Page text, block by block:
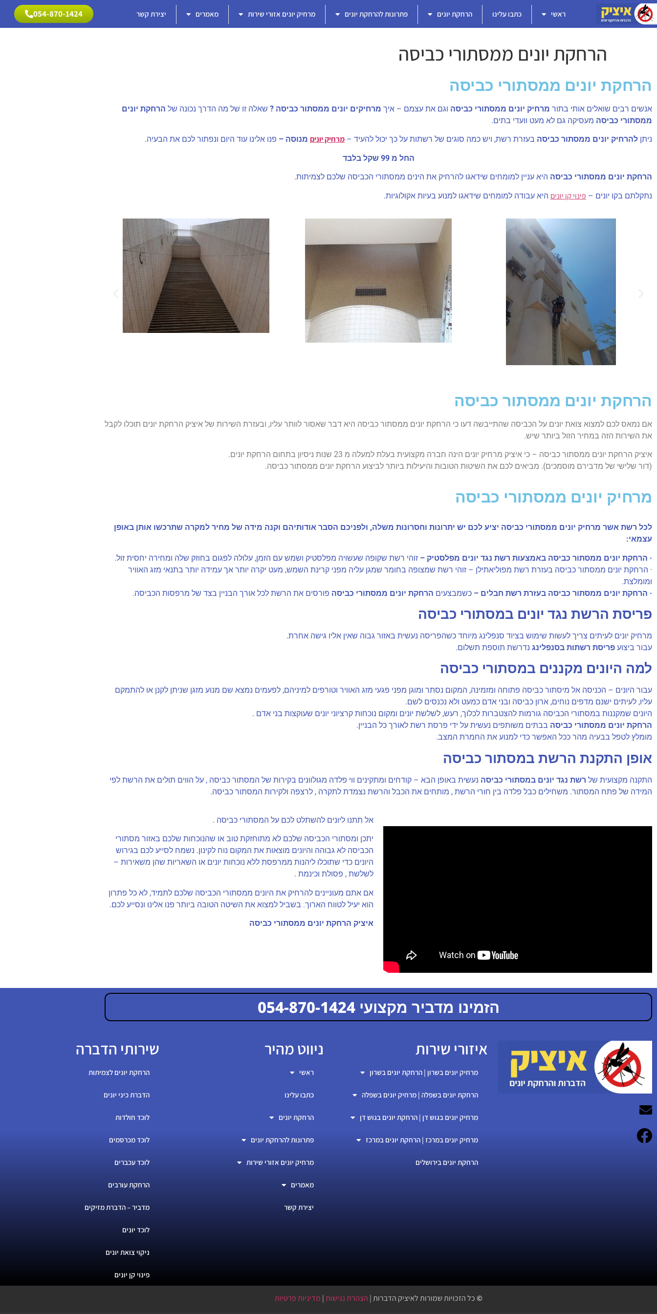
ראשי כתבו עלינו הרחקת יונים פתרונות להרחקת יונים מרחיק יונים אזורי שירות מאמרים יצירת קשר 054-870-1424
054-870-1424
הרחקת יונים ממסתורי כביסה
הרחקת יונים ממסתורי כביסה
אנשים רבים שואלים אותי בתור מרחיק יונים ממסתורי כביסה וגם את עצמם – איך מרחיקים יונים ממסתור כביסה ? שאלה זו של מה הדרך נכונה של הרחקת יונים
ממסתורי כביסה מעסיקה גם לא מעט וועדי בתים.
ניתן להרחיק יונים ממסתור כביסה בעזרת רשת, ויש כמה סוגים של רשתות על כך יכול להעיד – מרחיק יונים מנוסה – פנו אלינו עוד היום ונפתור לכם את הבעיה.
החל מ 99 שקל בלבד
הרחקת יונים ממסתורי כביסה היא עניין למומחים שידאגו להרחיק את הינים ממסתורי הכביסה שלכם לצמיתות.
נתקלתם בקו יונים – פינוי קן יונים היא עבודה למומחים שידאגו למנוע בעיות אקולוגיות.
הרחקת יונים ממסתור כביסה
אם נמאס לכם למצוא צואת יונים על הכביסה שהתייבשה דעו כי הרחקת יונים ממסתור כביסה היא דבר שאסור לוותר עליו, ובעזרת השירות של איציק הרחקת יונים תוכלו לקבל
את השירות הזה במחיר הזול ביותר שיש.
איציק הרחקת יונים ממסתור כביסה – כי איציק מרחיק יונים הינה חברה מקצועית בעלת למעלה מ 23 שנות ניסיון בתחום הרחקת יונים.
(דור שלישי של מדבירם מוסמכים). מביאים לכם את השיטות הטובות והיעילות ביותר לביצוע הרחקת יונים ממסתור כביסה.
מרחיק יונים ממסתורי כביסה
לכל רשת אשר מרחיק יונים ממסתורי כביסה יציע לכם יש יתרונות וחסרונות משלה, ולפניכם הסבר אודותיהם וקנה מידה של מחיר למקרה שתרכשו אותן באופן
עצמאי:
· הרחקת יונים ממסתור כביסה באמצעות רשת נגד יונים מפלסטיק – זוהי רשת שקופה שעשויה מפלסטיק ושמש עם הזמן, עלולה לפגום בחוזק שלה ומחירה יחסית זול.
· הרחקת יונים ממסתור כביסה בעזרת רשת מפוליאתילן – זוהי רשת שמצופה בחומר שמגן עליה מפני קרינת השמש, מעט יקרה יותר אך עמידה יותר בתנאי מזג האוויר
ומומלצת.
· הרחקת יונים ממסתור כביסה בעזרת רשת חבלים – כשמבצעים הרחקת יונים ממסתורי כביסה פורסים את הרשת לכל אורך הבניין בצד של מרפסות הכביסה.
פריסת הרשת נגד יונים במסתורי כביסה
מרחיק יונים לעיתים צריך לעשות שימוש בציוד סנפלינג מיוחד כשהפריסה נעשית באזור גבוה שאין אליו גישה אחרת.
עבור ביצוע פריסת רשתות בסנפלינג נדרשת תוספת תשלום.
למה היונים מקננים במסתורי כביסה
עבור היונים – הכניסה אל מיסתור כביסה פתוחה ומזמינה, המקום נסתר ומוגן מפני פגעי מזג האוויר וטורפים למיניהם, לפעמים נמצא שם מנוע מזגן שניתן לקנן או להתמקם
עליו, לעיתים ישנם מדפים נוחים, ארון כביסה ובני אדם כמעט ולא נכנסים לשם.
היונים שמקננות במסתורי הכביסה גורמות להצטברות לכלוך, רעש, לשלשת יונים ומקום נוכחות קרציוני יונים שעוקצות בני אדם .
הרחקת יונים ממסתורי כביסה בבתים משותפים נעשית על ידי פרסת רשת לאורך כל הבניין.
מומלץ לטפל בבעיה מהר ככל האפשר כדי למנוע את החמרת המצב.
אופן התקנת הרשת במסתור כביסה
התקנה מקצועית של רשת נגד יונים במסתורי כביסה נעשית באופן הבא – קודחים ומתקינים ווי פלדה מגולוונים בקירות של המסתור כביסה , על הווים תולים את הרשת לפי
המידה של פתח המסתור. משחילים כבל פלדה בין חורי הרשת , מותחים את הכבל והרשת נצמדת לתקרה , לרצפה ולקירות המסתור כביסה.
אל תתנו ליונים להשתלט לכם על המסתורי כביסה .
יתכן ומסתורי הכביסה שלכם לא מתוחזקת טוב או שהנוכחות שלכם באזור מסתורי
הכביסה לא גבוהה והיונים מוצאות את המקום נוח לקינון. נשמח לסייע לכם בגירוש
היונים כדי שתוכלו ליהנות ממרפסת ללא נוכחות יונים או השאריות שהן משאירות –
לשלשת , פסולת וכינמת .
אם אתם מעוניינים להרחיק את היונים ממסתורי הכביסה שלכם לתמיד, לא כל פתרון
הוא יעיל לטווח הארוך. בשביל למצוא את השיטה הטובה ביותר פנו אלינו ונסייע לכם.
איציק הרחקת יונים ממסתורי כביסה
הזמינו מדביר מקצועי 054-870-1424
054-870-1424
איזורי שירות
מרחיק יונים בשרון | הרחקת יונים בשרון
הרחקת יונים בשפלה | מרחיק יונים בשפלה
מרחיק יונים בגוש דן | הרחקת יונים בגוש דן
מרחיק יונים במרכז | הרחקת יונים במרכז
הרחקת יונים בירושלים
ניווט מהיר
ראשי
כתבו עלינו
הרחקת יונים
פתרונות להרחקת יונים
מרחיק יונים אזורי שירות
מאמרים
יצירת קשר
שירותי הדברה
הרחקת יונים לצמיתות
הדברת כיני יונים
לוכד חולדות
לוכד מכרסמים
לוכד עכברים
הרחקת עורבים
מדביר – הדברת מזיקים
לוכד יונים
ניקוי צואת יונים
פינוי קן יונים
©כל הזכויות שמורות לאיציק הדברות | הצהרת נגישות| מדיניות פרטיות